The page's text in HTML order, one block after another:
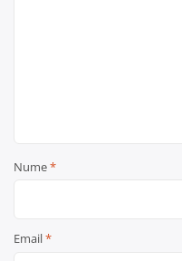
Nume*
Email*